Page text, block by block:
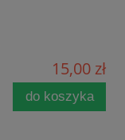
15,00 zł
do koszyka